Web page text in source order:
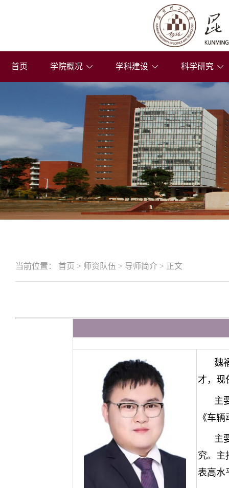
首页 学院概况 学科建设 科学研究
当前位置： 首页 > 师资队伍 > 导师简介 > 正文
魏
才，现
主
《车
主
究。主
表高水